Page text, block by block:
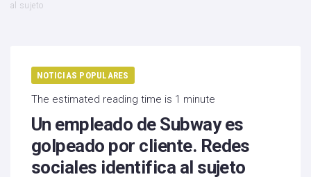
al sujeto
NOTICIAS POPULARES
The estimated reading time is 1 minute
Un empleado de Subway es
golpeado por cliente. Redes
sociales identifica al sujeto